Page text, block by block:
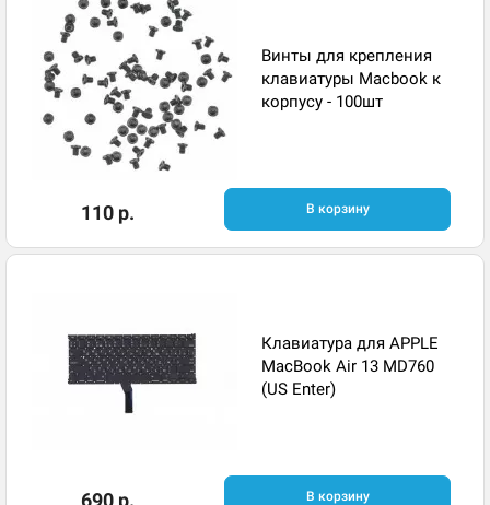
Винты для крепления
клавиатуры Macbook к
корпусу - 100шт
110 р. В корзину
Клавиатура для APPLE
MacBook Air 13 MD760
(US Enter)
690 р. В корзину